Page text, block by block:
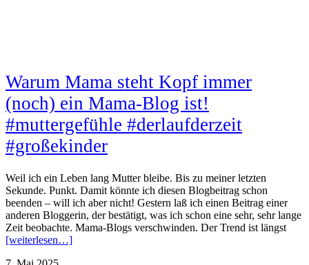
Warum Mama steht Kopf immer
(noch) ein Mama-Blog ist!
#muttergefühle #derlaufderzeit
#großekinder
Weil ich ein Leben lang Mutter bleibe. Bis zu meiner letzten
Sekunde. Punkt. Damit könnte ich diesen Blogbeitrag schon
beenden – will ich aber nicht! Gestern laß ich einen Beitrag einer
anderen Bloggerin, der bestätigt, was ich schon eine sehr, sehr lange
Zeit beobachte. Mama-Blogs verschwinden. Der Trend ist längst
[weiterlesen…]